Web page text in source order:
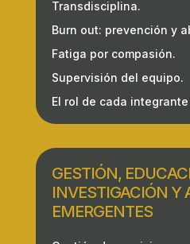
Transdisciplina.
Burn out: prevención y
Fatiga por compasión.
Supervisión del equipo.
El rol de cada
GESTIÓN,
INVESTIGACIÓN Y
EMERGENTES